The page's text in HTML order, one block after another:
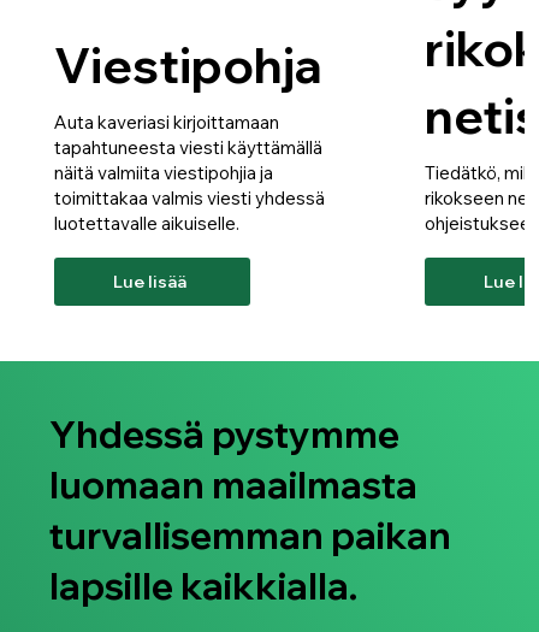
Auta kaveriasi kirjoittamaan
tapahtuneesta viesti käyttämällä
näitä valmiita viestipohjia ja
toimittakaa valmis viesti yhdessä
luotettavalle aikuiselle.
Lue lisää
Viestipohja
Tiedätkö,
rikokseen
Lue
Yhdessä pystymme
luomaan maailmasta
turvallisemman paikan
lapsille kaikkialla.